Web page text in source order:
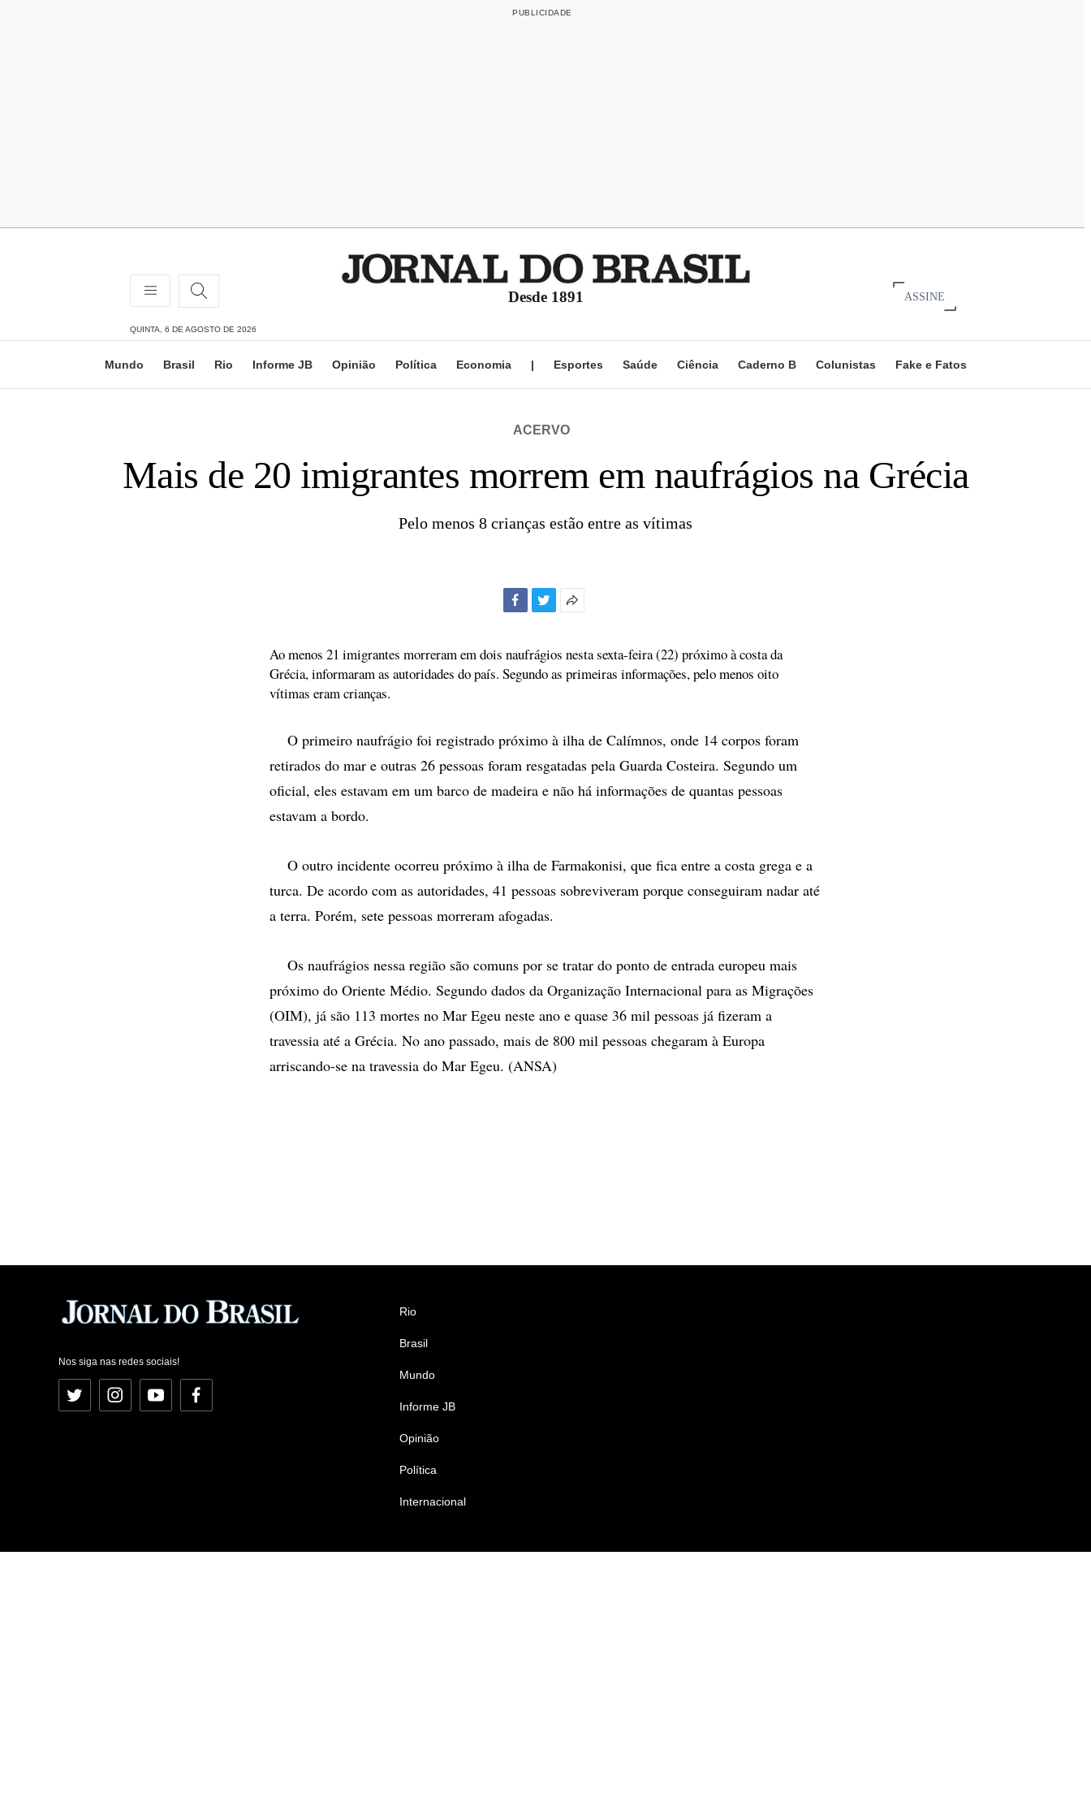
Desde 1891 ASSINE
QUINTA, 6 DE AGOSTO DE 2026
Mundo Brasil Rio Informe JB Opinião Política Economia | Esportes Saúde Ciência Caderno B Colunistas Fake e Fatos
ACERVO
Mais de 20 imigrantes morrem em naufrágios na Grécia
Pelo menos 8 crianças estão entre as vítimas
compartilhamento
Ao menos 21 imigrantes morreram em dois naufrágios nesta sexta-feira (22) próximo à costa da
Grécia, informaram as autoridades do país. Segundo as primeiras informações, pelo menos oito
vítimas eram crianças.
O primeiro naufrágio foi registrado próximo à ilha de Calímnos, onde 14 corpos foram
retirados do mar e outras 26 pessoas foram resgatadas pela Guarda Costeira. Segundo um
oficial, eles estavam em um barco de madeira e não há informações de quantas pessoas
estavam a bordo.
O outro incidente ocorreu próximo à ilha de Farmakonisi, que fica entre a costa grega e a
turca. De acordo com as autoridades, 41 pessoas sobreviveram porque conseguiram nadar até
a terra. Porém, sete pessoas morreram afogadas.
Os naufrágios nessa região são comuns por se tratar do ponto de entrada europeu mais
próximo do Oriente Médio. Segundo dados da Organização Internacional para as Migrações
(OIM), já são 113 mortes no Mar Egeu neste ano e quase 36 mil pessoas já fizeram a
travessia até a Grécia. No ano passado, mais de 800 mil pessoas chegaram à Europa
arriscando-se na travessia do Mar Egeu. (ANSA)
Nos siga nas redes sociais!
Twitter InstagramYouTubeFacebook
Rio
Brasil
Mundo
Informe JB
Opinião
Política
Internacional